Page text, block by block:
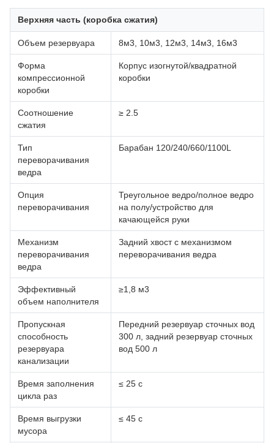
Верхняя часть (коробка сжатия)
Объем резервуара 8м3, 10м3, 12м3, 14м3, 16м3
Форма
компрессионной
коробки
Корпус изогнутой/квадратной
коробки
Соотношение
сжатия
≥ 2.5
Тип
переворачивания
ведра
Барабан 120/240/660/1100L
Опция
переворачивания
Треугольное ведро/полное ведро
на полу/устройство для
качающейся руки
Механизм
переворачивания
ведра
Задний хвост с механизмом
переворачивания ведра
Эффективный
объем наполнителя
≥1,8 м3
Пропускная
способность
резервуара
канализации
Передний резервуар сточных вод
300 л, задний резервуар сточных
вод 500 л
Время заполнения
цикла раз
≤ 25 с
Время выгрузки
мусора
≤ 45 с